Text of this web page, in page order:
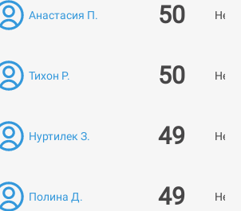
Анастасия П. 50 Нет
Тихон Р. 50 Нет
Нуртилек З. 49 Нет
Полина Д. 49 Нет